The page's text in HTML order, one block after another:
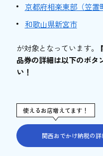
京都府相楽東部（笠置
和歌山県新宮市
が対象となっています。
品券の詳細は以下のボタ
い！
使えるお店増えてます！
関西おでかけ納税の詳